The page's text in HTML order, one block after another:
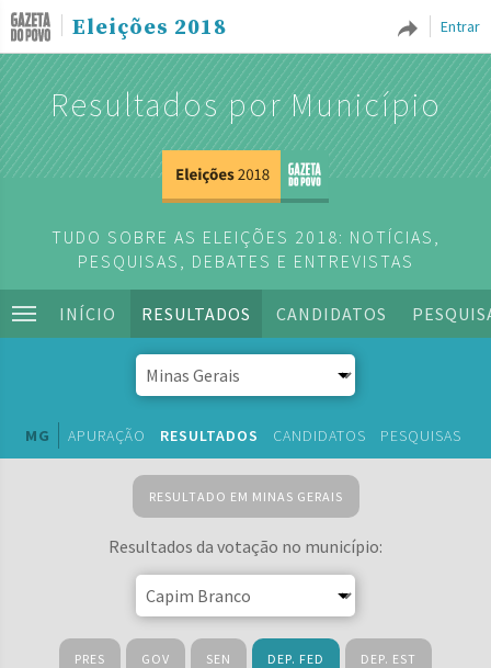
Entrar
Eleições 2018
Resultados por Município
TUDO SOBRE AS ELEIÇÕES 2018: NOTÍCIAS,
PESQUISAS, DEBATES E ENTREVISTAS
INÍCIO RESULTADOS CANDIDATOS
MG APURAÇÃO RESULTADOS CANDIDATOS PESQUISAS
RESULTADO EM MINAS GERAIS
Resultados da votação no município:
PRES GOV SEN DEP. FED DEP. EST